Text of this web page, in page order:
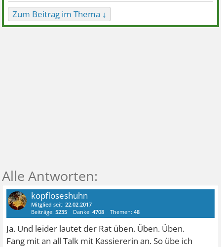
Zum Beitrag im Thema ↓
kopfloseshuhn
Mitglied seit:22.02.2017
Beiträge:5235 Danke:4708 Themen:48
Ja. Und leider lautet der Rat üben. Üben. Üben.
Fang mit an all Talk mit Kassiererin an. So übe ich